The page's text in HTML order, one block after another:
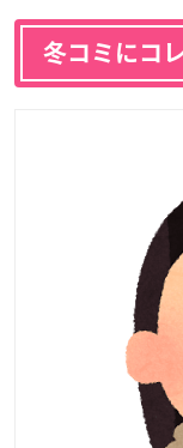
冬コミにコ